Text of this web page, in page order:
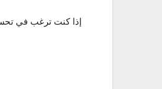
إذا كنت ترغب في